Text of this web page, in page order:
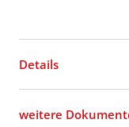
Details
weitere